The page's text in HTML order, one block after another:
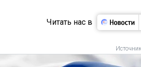
Читать нас в